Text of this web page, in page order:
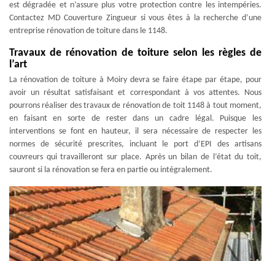
est dégradée et n’assure plus votre protection contre les intempéries.
Contactez MD Couverture Zingueur si vous êtes à la recherche d’une
entreprise rénovation de toiture dans le 1148.
Travaux de rénovation de toiture selon les règles de
l’art
La rénovation de toiture à Moiry devra se faire étape par étape, pour
avoir un résultat satisfaisant et correspondant à vos attentes. Nous
pourrons réaliser des travaux de rénovation de toit 1148 à tout moment,
en faisant en sorte de rester dans un cadre légal. Puisque les
interventions se font en hauteur, il sera nécessaire de respecter les
normes de sécurité prescrites, incluant le port d’EPI des artisans
couvreurs qui travailleront sur place. Après un bilan de l’état du toit,
sauront si la rénovation se fera en partie ou intégralement.